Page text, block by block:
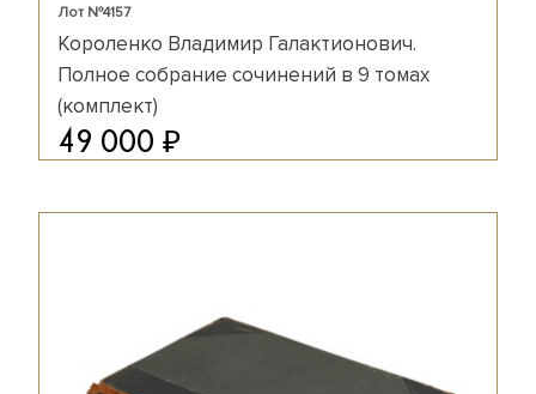
Лот №4157
Короленко Владимир Галактионович.
Полное собрание сочинений в 9 томах
(комплект)
49 000 ₽